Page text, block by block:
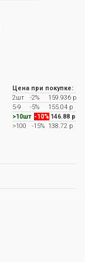
Цена при покупке:
2шт
-2%
159.936 р
5-9
-5%
155.04 р
>10шт -10% 146.88 р
>100
-15% 138.72 р